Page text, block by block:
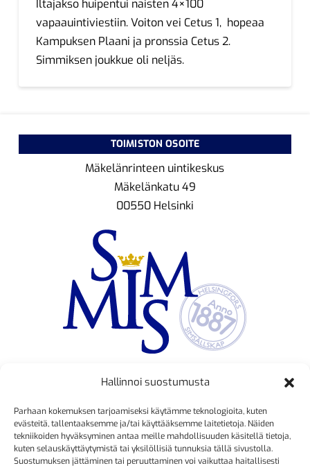
Hallinnoi suostumusta
Parhaan kokemuksen tarjoamiseksi käytämme teknologioita, kuten
evästeitä, tallentaaksemme ja/tai käyttääksemme laitetietoja. Näiden
tekniikoiden hyväksyminen antaa meille mahdollisuuden käsitellä tietoja,
kuten selauskäyttäytymistä tai yksilöllisiä tunnuksia tällä sivustolla.
Suostumuksen jättäminen tai peruuttaminen voi vaikuttaa haitallisesti
Iltajakso huipentui naisten 4×100
vapaauintiviestiin. Voiton vei Cetus 1, hopeaa
Kampuksen Plaani ja pronssia Cetus 2.
Simmiksen joukkue oli neljäs.
TOIMISTON OSOITE
Mäkelänrinteen uintikeskus
Mäkelänkatu 49
00550 Helsinki
Kristiina Mäkinen
040 725 3186
kristiina.makinen@simmis.fi